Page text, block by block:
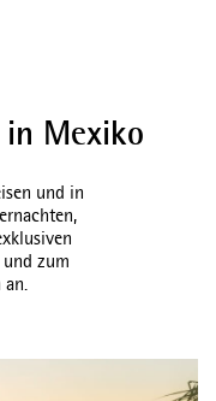
in Mexiko
und in
zum
an.